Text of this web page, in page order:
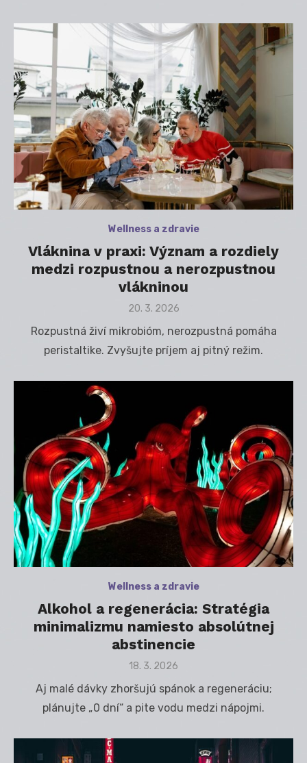
Wellness a zdravie
Vláknina v praxi: Význam a rozdiely
medzi rozpustnou a nerozpustnou
vlákninou
Posted
20. 3. 2026
Rozpustná živí mikrobióm, nerozpustná pomáha
peristaltike. Zvyšujte príjem aj pitný režim.
Wellness a zdravie
Alkohol a regenerácia: Stratégia
minimalizmu namiesto absolútnej
abstinencie
Posted
18. 3. 2026
Aj malé dávky zhoršujú spánok a regeneráciu;
plánujte „0 dní“ a pite vodu medzi nápojmi.